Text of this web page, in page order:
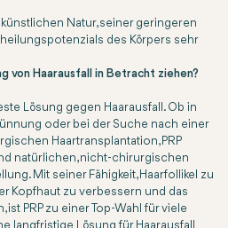
Natur, seiner geringeren
des Körpers sehr
von Haarausfall in Betracht ziehen?
Lösung gegen Haarausfall. Ob in
oder bei der Suche nach einer
Haartransplantation, PRP
natürlichen, nicht-chirurgischen
Mit seiner Fähigkeit, Haarfollikel zu
Kopfhaut zu verbessern und das
ist PRP zu einer Top-Wahl für viele